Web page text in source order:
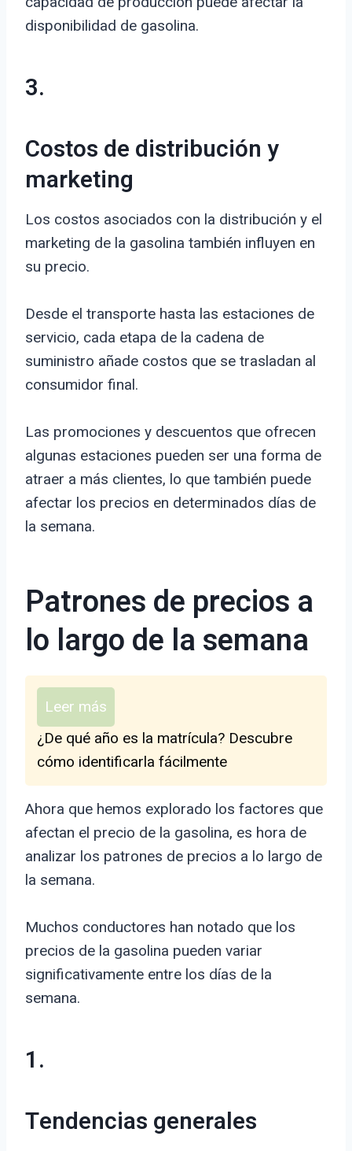
disponibilidad de gasolina.
3.
Costos de distribución y
marketing
Los costos asociados con la distribución y el
marketing de la gasolina también influyen en
su precio.
Desde el transporte hasta las estaciones de
servicio, cada etapa de la cadena de
suministro añade costos que se trasladan al
consumidor final.
Las promociones y descuentos que ofrecen
algunas estaciones pueden ser una forma de
atraer a más clientes, lo que también puede
afectar los precios en determinados días de
la semana.
Patrones de precios a
lo largo de la semana
Leer más
¿De qué año es la matrícula? Descubre
cómo identificarla fácilmente
Ahora que hemos explorado los factores que
afectan el precio de la gasolina, es hora de
analizar los patrones de precios a lo largo de
la semana.
Muchos conductores han notado que los
precios de la gasolina pueden variar
significativamente entre los días de la
semana.
1.
Tendencias generales